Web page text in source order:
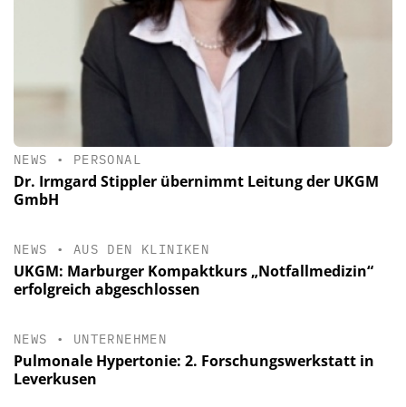
NEWS • PERSONAL
Dr. Irmgard Stippler übernimmt Leitung der UKGM
GmbH
NEWS • AUS DEN KLINIKEN
UKGM: Marburger Kompaktkurs „Notfallmedizin“
erfolgreich abgeschlossen
NEWS • UNTERNEHMEN
Pulmonale Hypertonie: 2. Forschungswerkstatt in
Leverkusen